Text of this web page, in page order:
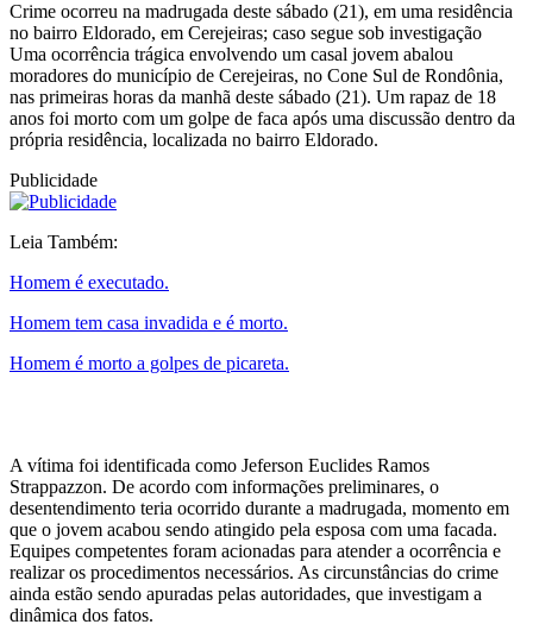
Crime ocorreu na madrugada deste sábado (21), em uma residência
no bairro Eldorado, em Cerejeiras; caso segue sob investigação
Uma ocorrência trágica envolvendo um casal jovem abalou
moradores do município de Cerejeiras, no Cone Sul de Rondônia,
nas primeiras horas da manhã deste sábado (21). Um rapaz de 18
anos foi morto com um golpe de faca após uma discussão dentro da
própria residência, localizada no bairro Eldorado.
Publicidade
Leia Também:
Homem é executado.
Homem tem casa invadida e é morto.
Homem é morto a golpes de picareta.
A vítima foi identificada como Jeferson Euclides Ramos
Strappazzon. De acordo com informações preliminares, o
desentendimento teria ocorrido durante a madrugada, momento em
que o jovem acabou sendo atingido pela esposa com uma facada.
Equipes competentes foram acionadas para atender a ocorrência e
realizar os procedimentos necessários. As circunstâncias do crime
ainda estão sendo apuradas pelas autoridades, que investigam a
dinâmica dos fatos.